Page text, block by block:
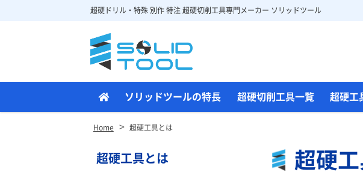
超硬ドリル・特殊 別作 特注 超硬切削工具専門メーカー ソリッドツール
ソリッドツールの特長 超硬切削工具一覧 超硬工
Home > 超硬工具とは
超硬
超硬工具とは